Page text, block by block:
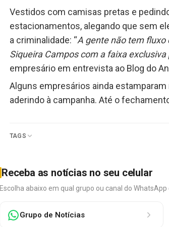
Vestidos com camisas pretas e
estacionamentos, alegando que sem
a criminalidade: “A gente não tem fluxo
Siqueira Campos com a faixa
empresário em entrevista ao Blog do
Alguns empresários ainda
aderindo à campanha. Até o
TAGS
Receba as notícias no seu celular
Escolha abaixo em qual grupo ou canal do WhatsApp
Grupo de Notícias